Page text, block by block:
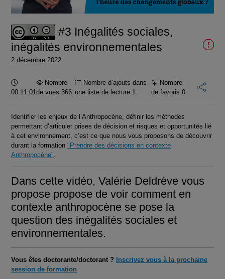
vidéo
#3 Inégalités sociales,
inégalités environnementales
2 décembre 2022
Durée :
00:11:01
Nombre
de vues 366
Nombre d’ajouts dans
une liste de lecture 1
Nombre
de favoris 0
Identifier les enjeux de l’Anthropocène, définir les méthodes
permettant d’articuler prises de décision et risques et opportunités lié
à cet environnement, c’est ce que nous vous proposons de découvrir
durant la formation "Prendre des décisions en contexte
Anthropocène"
Dans cette vidéo, Valérie Deldrève vous
propose propose de voir comment en
contexte anthropocène se pose la
question des inégalités sociales et
environnementales.
Vous êtes doctorante/doctorant ?
Inscrivez vous à la prochaine
session de formation